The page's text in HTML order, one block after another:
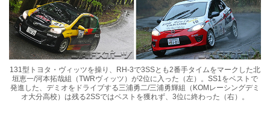
131型トヨタ・ヴィッツを操り、RH-3で3SSとも2番手タイムをマークした北
垣恵一/河本拓哉組（TWRヴィッツ）が2位に入った（左）。SS1をベストで
発進した、デミオをドライブする三浦勇二/三浦勇輝組（KOMレーシングデミ
オ大分高校）は残る2SSではベストを獲れず、3位に終わった（右）。